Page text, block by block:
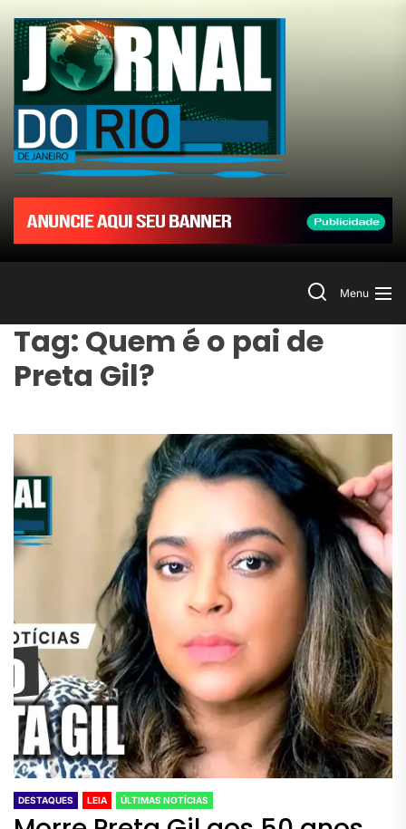
the
content
Jornal
do
Rio
de
SearchMenu
Tag: Quem é o pai de
Preta Gil?
DESTAQUES LEIA ÚLTIMAS NOTÍCIAS